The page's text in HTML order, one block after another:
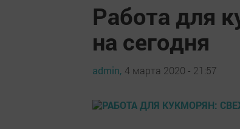
Работа для
на сегодня
admin, 4 марта 2020 - 21:57